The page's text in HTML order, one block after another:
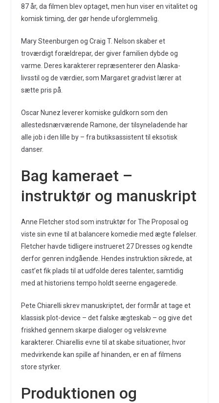
87 år, da filmen blev optaget, men hun viser en vitalitet og
komisk timing, der gør hende uforglemmelig.
Mary Steenburgen og Craig T. Nelson skaber et
troværdigt forældrepar, der giver familien dybde og
varme. Deres karakterer repræsenterer den Alaska-
livsstil og de værdier, som Margaret gradvist lærer at
sætte pris på.
Oscar Nunez leverer komiske guldkorn som den
allestedsnærværende Ramone, der tilsyneladende har
alle job i den lille by – fra butiksassistent til eksotisk
danser.
Bag kameraet –
instruktør og manuskript
Anne Fletcher stod som instruktør for The Proposal og
viste sin evne til at balancere komedie med ægte følelser.
Fletcher havde tidligere instrueret 27 Dresses og kendte
derfor genren indgående. Hendes instruktion sikrede, at
cast’et fik plads til at udfolde deres talenter, samtidig
med at historiens tempo holdt seerne engagerede.
Pete Chiarelli skrev manuskriptet, der formår at tage et
klassisk plot-device – det falske ægteskab – og give det
friskhed gennem skarpe dialoger og velskrevne
karakterer. Chiarellis evne til at skabe situationer, hvor
medvirkende kan spille af hinanden, er en af filmens
store styrker.
Produktionen og